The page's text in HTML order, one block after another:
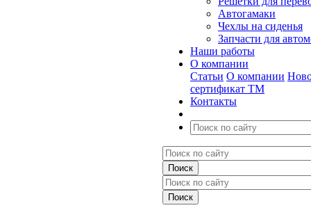
Автогамаки
Чехлы на сиденья
Запчасти для
Наши работы
О компании
Статьи О компании
сертификат ТМ
Контакты